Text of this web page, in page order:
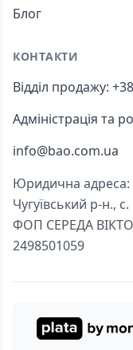
Блог
КОНТАКТИ
Відділ продажу:
Адміністрація та
info@bao.com.ua
Юридична адреса:
Чугуївський р-н.,
ФОП СЕРЕДА
2498501059